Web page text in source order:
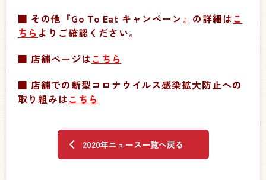
■ その他『Go To Eat キャンペーン』の詳細はこ
ちら よりご確認ください。
■ 店舗ページはこちら
■ 店舗での新型コロナウイルス感染拡大防止への
取り組みはこちら
2020年ニュース一覧へ戻る